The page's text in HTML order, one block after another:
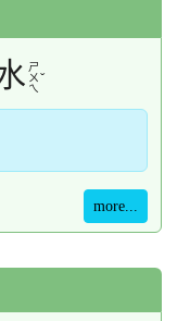
ㄕ
ㄨ
ㄟ
ˇ
more...